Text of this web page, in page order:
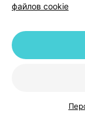
Способ
Препарат
приема пищи.
Риска на
файлов cookie